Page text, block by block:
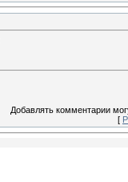
Добавлять комментарии
[